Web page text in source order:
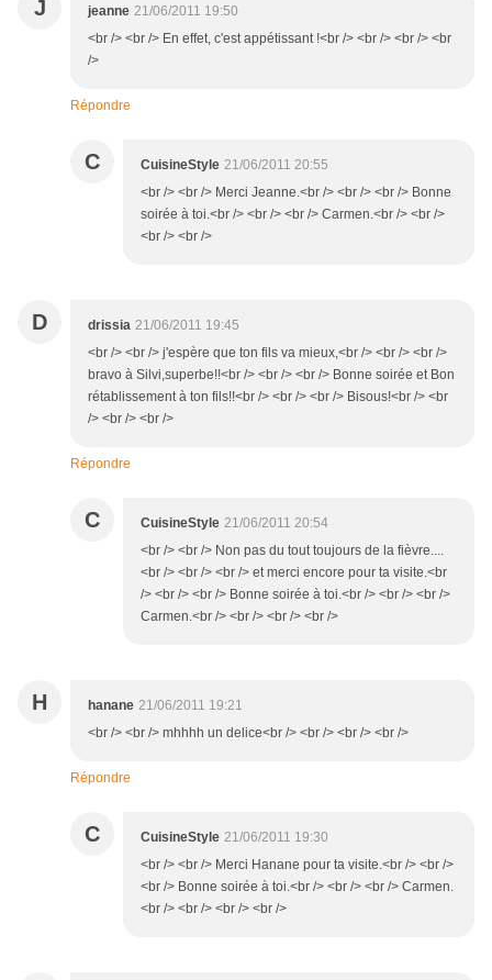
J jeanne 21/06/2011 19:50
<br /> <br /> En effet, c'est appétissant !<br /> <br /> <br /> <br
/>
Répondre
C CuisineStyle 21/06/2011 20:55
<br /> <br /> Merci Jeanne.<br /> <br /> <br /> Bonne
soirée à toi.<br /> <br /> <br /> Carmen.<br /> <br />
<br /> <br />
D drissia 21/06/2011 19:45
<br /> <br /> j'espère que ton fils va mieux,<br /> <br /> <br />
bravo à Silvi,superbe!!<br /> <br /> <br /> Bonne soirée et Bon
rétablissement à ton fils!!<br /> <br /> <br /> Bisous!<br /> <br
/> <br /> <br />
Répondre
C CuisineStyle 21/06/2011 20:54
<br /> <br /> Non pas du tout toujours de la fièvre....
<br /> <br /> <br /> et merci encore pour ta visite.<br
/> <br /> <br /> Bonne soirée à toi.<br /> <br /> <br />
Carmen.<br /> <br /> <br /> <br />
H hanane 21/06/2011 19:21
<br /> <br /> mhhhh un delice<br /> <br /> <br /> <br />
Répondre
C CuisineStyle 21/06/2011 19:30
<br /> <br /> Merci Hanane pour ta visite.<br /> <br />
<br /> Bonne soirée à toi.<br /> <br /> <br /> Carmen.
<br /> <br /> <br /> <br />